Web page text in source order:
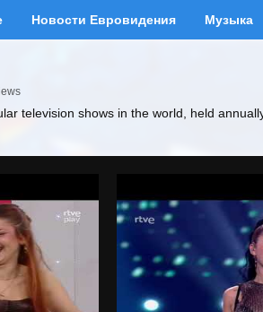
Новости Евровидения Музыка
television shows in the world, held